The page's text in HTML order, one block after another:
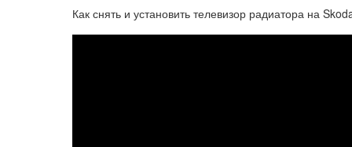
Как снять и установить телевизор радиатора на